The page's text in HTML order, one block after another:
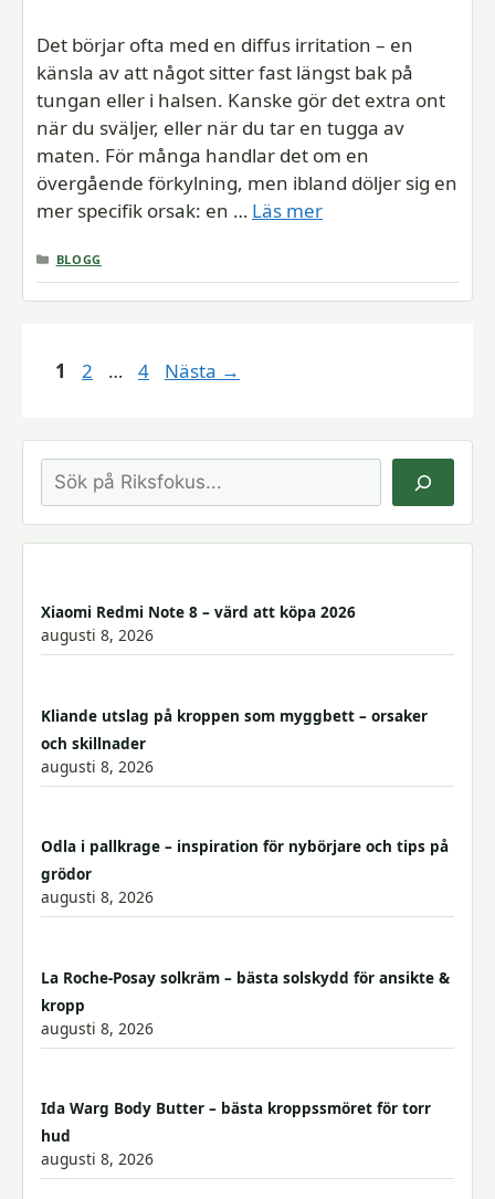
Det börjar ofta med en diffus irritation – en
känsla av att något sitter fast längst bak på
tungan eller i halsen. Kanske gör det extra ont
när du sväljer, eller när du tar en tugga av
maten. För många handlar det om en
övergående förkylning, men ibland döljer sig en
mer specifik orsak: en … Läs mer
KATEGORIER
BLOGG
Sida
1 Sida
2 … Sida
4 Nästa →
Sök
Xiaomi Redmi Note 8 – värd att köpa 2026
augusti 8, 2026
Kliande utslag på kroppen som myggbett – orsaker
och skillnader
augusti 8, 2026
Odla i pallkrage – inspiration för nybörjare och tips på
grödor
augusti 8, 2026
La Roche-Posay solkräm – bästa solskydd för ansikte &
kropp
augusti 8, 2026
Ida Warg Body Butter – bästa kroppssmöret för torr
hud
augusti 8, 2026